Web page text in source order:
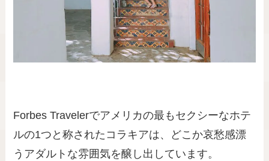
Forbes Travelerでアメリカの最もセクシーなホテ
ルの1つと称されたコラキアは、どこか哀愁感漂
うアダルトな雰囲気を醸し出しています。